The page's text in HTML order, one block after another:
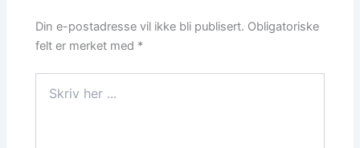
Din e-postadresse vil ikke bli publisert. Obligatoriske
felt er merket med *
her